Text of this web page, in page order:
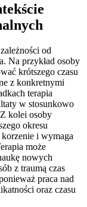
od
Na przykład osoby
krótszego czasu
z konkretnymi
terapia
w stosunkowo
kolei osoby
okresu
korzenie i wymaga
może
nowych
z traumą czas
praca nad
oraz czasu